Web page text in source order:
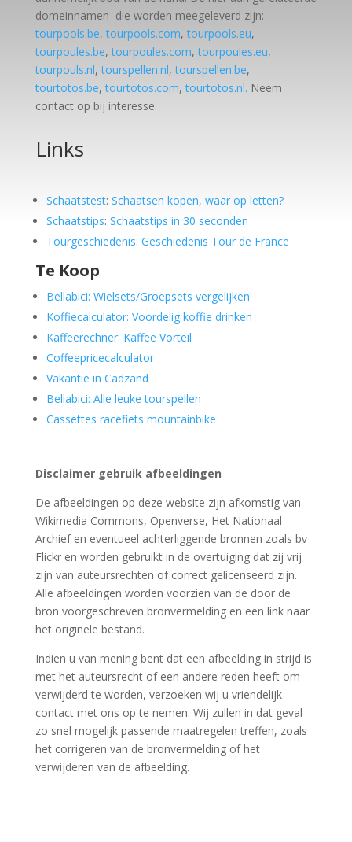
domeinnamen die worden meegeleverd zijn:
tourpools.be,tourpools.com,tourpools.eu,
tourpoules.be,tourpoules.com,tourpoules.eu,
tourpouls.nl,tourspellen.nl,tourspellen.be,
tourtotos.be,tourtotos.com,tourtotos.nl. Neem
contact op bij interesse.
Links
Schaatstest: Schaatsen kopen, waar op letten?
Schaatstips: Schaatstips in 30 seconden
Tourgeschiedenis: Geschiedenis Tour de France
Te Koop
Bellabici: Wielsets/Groepsets vergelijken
Koffiecalculator: Voordelig koffie drinken
Kaffeerechner: Kaffee Vorteil
Coffeepricecalculator
Vakantie in Cadzand
Bellabici: Alle leuke tourspellen
Cassettes racefiets mountainbike
Disclaimer gebruik afbeeldingen
De afbeeldingen op deze website zijn afkomstig van
Wikimedia Commons, Openverse, Het Nationaal
Archief en eventueel achterliggende bronnen zoals bv
Flickr en worden gebruikt in de overtuiging dat zij vrij
zijn van auteursrechten of correct gelicenseerd zijn.
Alle afbeeldingen worden voorzien van de door de
bron voorgeschreven bronvermelding en een link naar
het originele bestand.
Indien u van mening bent dat een afbeelding in strijd is
met het auteursrecht of een andere reden heeft om
verwijderd te worden, verzoeken wij u vriendelijk
contact met ons op te nemen. Wij zullen in dat geval
zo snel mogelijk passende maatregelen treffen, zoals
het corrigeren van de bronvermelding of het
verwijderen van de afbeelding.